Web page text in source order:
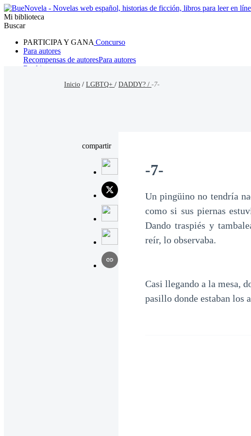
Mi biblioteca
Buscar
PARTICIPA Y GANA Concurso
Para autores
Recompensas de autoresPara autores
Ranking
Inicio / LGBTQ+ / DADDY? / -7-
compartir
-7-
Un pingüino no tendría
como si sus piernas
Dando traspiés y
reír, lo observaba.
Casi llegando a la mesa,
pasillo donde estaban los